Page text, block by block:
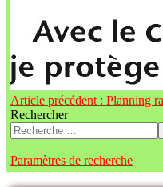
Article précédent : Planning
Rechercher
Paramètres de recherche